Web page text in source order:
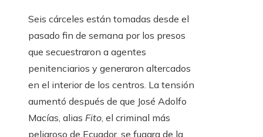
Seis cárceles están tomadas desde el
pasado fin de semana por los presos
que secuestraron a agentes
penitenciarios y generaron altercados
en el interior de los centros. La tensión
aumentó después de que José Adolfo
Macías, alias Fito, el criminal más
peligroso de Ecuador, se fugara de la